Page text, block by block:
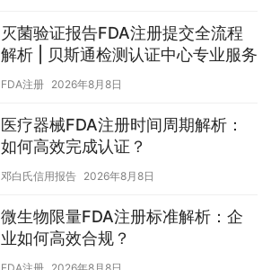
灭菌验证报告FDA注册提交全流程
解析 | 贝斯通检测认证中心专业服务
FDA注册 2026年8月8日
医疗器械FDA注册时间周期解析：
如何高效完成认证？
邓白氏信用报告 2026年8月8日
微生物限量FDA注册标准解析：企
业如何高效合规？